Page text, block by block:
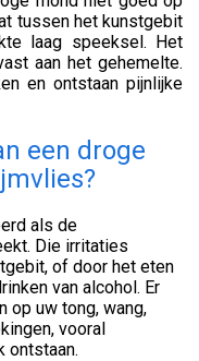
tussen het kunstgebit
laag speeksel. Het
aan het gehemelte.
en ontstaan pijnlijke
een droge
als de
Die irritaties
of door het eten
van alcohol. Er
op uw tong, wang,
vooral
ontstaan.